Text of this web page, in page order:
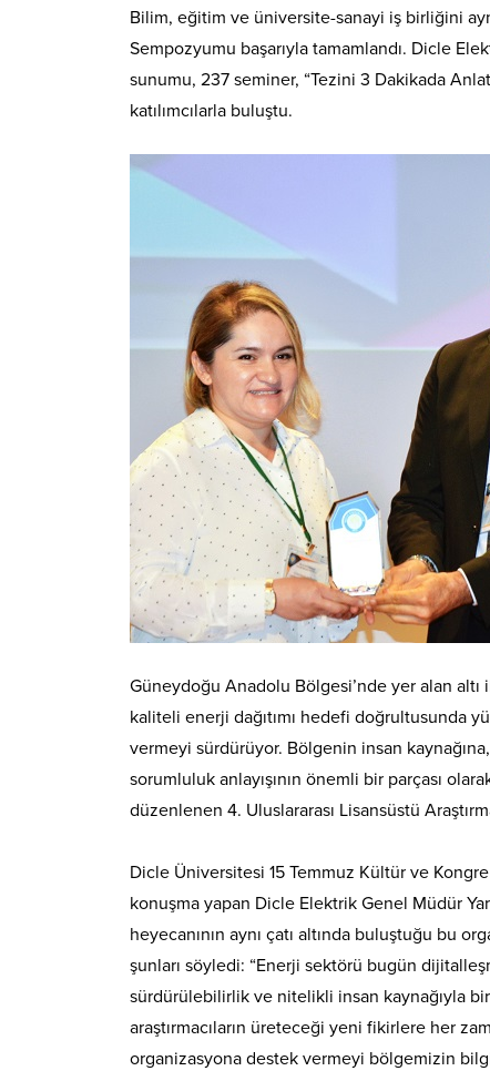
Bilim, eğitim ve üniversite-sanayi iş birliğini
Sempozyumu başarıyla tamamlandı. Dicle
sunumu, 237 seminer, “Tezini 3 Dakikada
katılımcılarla buluştu.
Güneydoğu Anadolu Bölgesi’nde yer alan
kaliteli enerji dağıtımı hedefi doğrultusunda
vermeyi sürdürüyor. Bölgenin insan
sorumluluk anlayışının önemli bir parçası
düzenlenen 4. Uluslararası Lisansüstü
Dicle Üniversitesi 15 Temmuz Kültür ve
konuşma yapan Dicle Elektrik Genel Müdür
heyecanının aynı çatı altında buluştuğu bu
şunları söyledi: “Enerji sektörü bugün
sürdürülebilirlik ve nitelikli insan kaynağıyla
araştırmacıların üreteceği yeni fikirlere her
organizasyona destek vermeyi bölgemizin